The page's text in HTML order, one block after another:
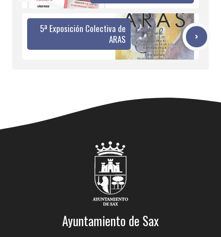
5ª Exposición Colectiva de
ARAS
Ayuntamiento de Sax